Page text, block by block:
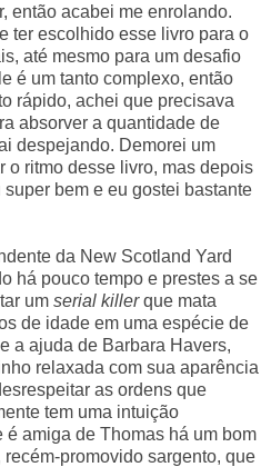
então acabei me enrolando.
ter escolhido esse livro para o
até mesmo para um desafio
é um tanto complexo, então
rápido, achei que precisava
absorver a quantidade de
despejando. Demorei um
o ritmo desse livro, mas depois
bem e eu gostei bastante
da New Scotland Yard
há pouco tempo e prestes a se
um serial killerque mata
de idade em uma espécie de
a ajuda de Barbara Havers,
relaxada com sua aparência
as ordens que
tem uma intuição
amiga de Thomas há um bom
promovido sargento, que